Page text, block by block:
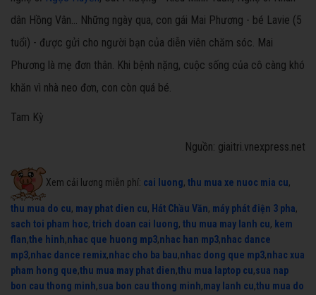
dân Hồng Vân... Những ngày qua, con gái Mai Phương - bé Lavie (5
tuổi) - được gửi cho người bạn của diễn viên chăm sóc. Mai
Phương là mẹ đơn thân. Khi bệnh nặng, cuộc sống của cô càng khó
khăn vì nhà neo đơn, con còn quá bé.
Tam Kỳ
Nguồn: giaitri.vnexpress.net
Xem cải lương miễn phí: cai luong, thu mua xe nuoc mia cu,
thu mua do cu, may phat dien cu, Hát Chầu Văn, máy phát điện 3 pha,
sach toi pham hoc, trich doan cai luong, thu mua may lanh cu, kem
flan,the hinh,nhac que huong mp3,nhac han mp3,nhac dance
mp3,nhac dance remix,nhac cho ba bau,nhac dong que mp3,nhac xua
pham hong que,thu mua may phat dien,thu mua laptop cu,sua nap
bon cau thong minh,sua bon cau thong minh,may lanh cu,thu mua do